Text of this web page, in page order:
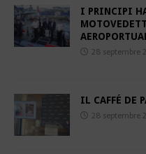
I PRINCIPI
28 septembre
IL CAFFÉ DE
28 septembre